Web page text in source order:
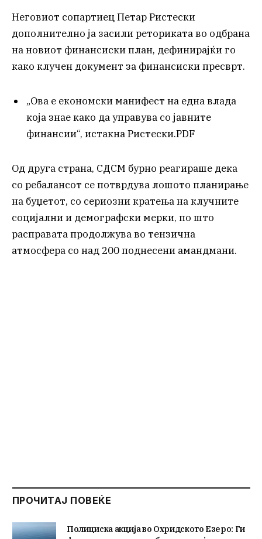
Неговиот сопартиец Петар Ристески
дополнително ја засили реториката во одбрана
на новиот финансиски план, дефинирајќи го
како клучен документ за финансиски пресврт.
„Ова е економски манифест на една влада
која знае како да управува со јавните
финансии“, истакна Ристески.PDF
Од друга страна, СДСМ бурно реагираше дека
со ребалансот се потврдува лошото планирање
на буџетот, со сериозни кратења на клучните
социјални и демографски мерки, по што
расправата продолжува во тензична
атмосфера со над 200 поднесени амандмани.
ПРОЧИТАЈ ПОВЕЌЕ
Полициска акција во Охридското Езеро: Ги